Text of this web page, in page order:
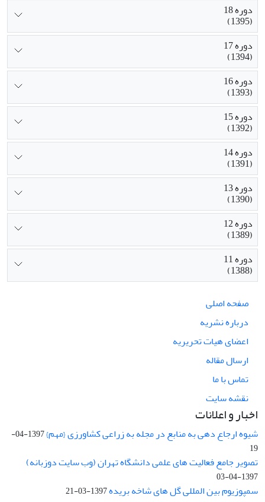
دوره 18
(1395)
دوره 17
(1394)
دوره 16
(1393)
دوره 15
(1392)
دوره 14
(1391)
دوره 13
(1390)
دوره 12
(1389)
دوره 11
(1388)
صفحه اصلی
درباره نشریه
اعضای هیات تحریریه
ارسال مقاله
تماس با ما
نقشه سایت
اخبار و اعلانات
شیوه ارجاع دهی به منابع در مجله به زراعی کشاورزی {مهم}
1397-04-
19
تصویر جامع فعالیت های علمی دانشگاه تهران (وب سایت دوزبانه)
1397-04-03
سمپوزیوم بین المللی گل های شاخه بریده1397-03-21